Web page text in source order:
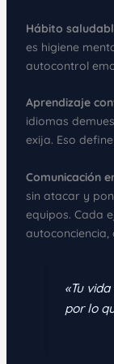
Hábito
es higiene
autocontrol
Aprendizaje
idiomas
exija. Eso
Comunicación
sin atacar y
equipos. Cada
«Tu
por lo